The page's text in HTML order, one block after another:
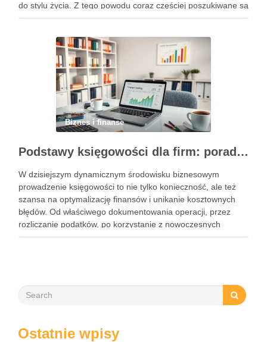
do stylu życia. Z tego powodu coraz częściej poszukiwane są
rozwiązania, które pozwalają uczestniczyć w rynku w sposób
Biznes i finanse
Podstawy księgowości dla firm: porady, narzędzia i nowoczesne rozwiązania
W dzisiejszym dynamicznym środowisku biznesowym
prowadzenie księgowości to nie tylko konieczność, ale też
szansa na optymalizację finansów i unikanie kosztownych
błędów. Od właściwego dokumentowania operacji, przez
rozliczanie podatków, po korzystanie z nowoczesnych
narzędzi – każdy przedsiębiorca musi znać kluczowe
Ostatnie wpisy